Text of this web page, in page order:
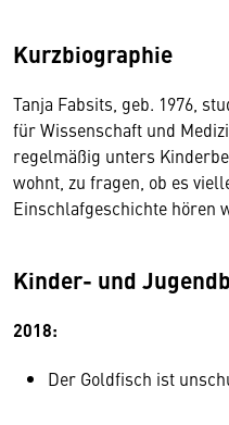
Kurzbiographie
Tanja Fabsits, geb. 1976,
für Wissenschaft und
regelmäßig unters
wohnt, zu fragen, ob es
Einschlafgeschichte hören
Kinder- und
2018:
Der Goldfisch ist